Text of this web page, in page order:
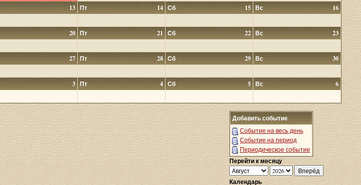
13 14
Пт 15
Сб 16
Вс
20 21
Пт 22
Сб 23
Вс
27 28
Пт 29
Сб 30
Вс
3 4
Пт 5
Сб 6
Вс
Добавить событие
Событие на весь день
Событие на период
Периодическое событие
Перейти к месяцу
Календарь